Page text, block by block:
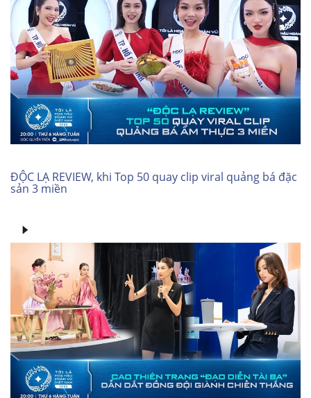
ĐỘC LẠ REVIEW, khi Top 50 quay clip viral quảng bá đặc
sản 3 miền